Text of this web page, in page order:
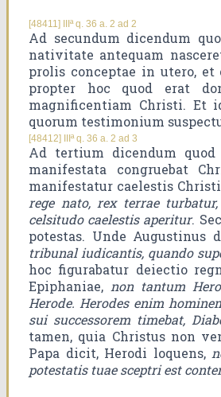
[48411] IIIª q. 36 a. 2 ad 2
Ad secundum dicendum
nativitate antequam
prolis conceptae in utero, et
propter hoc quod erat
magnificentiam Christi. Et
quorum testimonium
[48412] IIIª q. 36 a. 2 ad 3
Ad tertium dicendum
manifestata congruebat
manifestatur caelestis
rege nato, rex terrae
celsitudo caelestis aperitur.
potestas. Unde Augustinus
tribunal iudicantis, quando
hoc figurabatur deiectio
Epiphaniae, non tantum
Herode. Herodes enim
sui successorem timebat,
tamen, quia Christus non
Papa dicit, Herodi loquens,
potestatis tuae sceptri est